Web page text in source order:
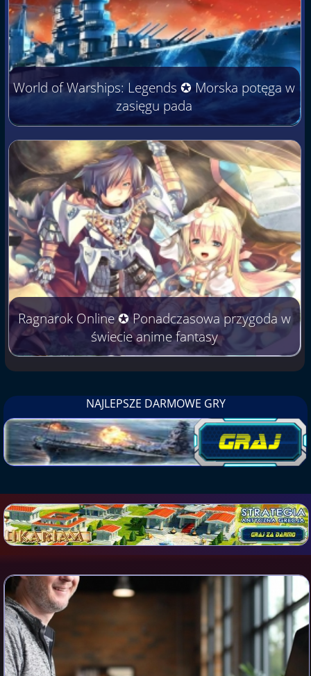
World of Warships: Legends ✪ Morska potęga w
zasięgu pada
Ragnarok Online ✪ Ponadczasowa przygoda w
świecie anime fantasy
NAJLEPSZE DARMOWE GRY